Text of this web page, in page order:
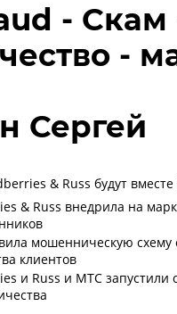
-
-
Сергей
& Russ будут
& Russ внедрила на
мошенническую схему
клиентов
и Russ и МТС